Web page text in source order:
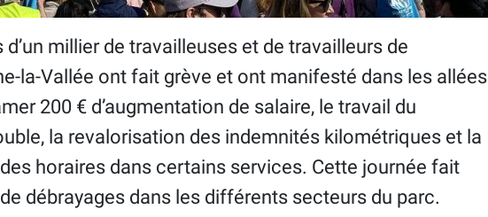
d’un millier de travailleuses et de travailleurs de
la-Vallée ont fait grève et ont manifesté dans les allées
200 € d’augmentation de salaire, le travail du
la revalorisation des indemnités kilométriques et la
horaires dans certains services. Cette journée fait
débrayages dans les différents secteurs du parc.